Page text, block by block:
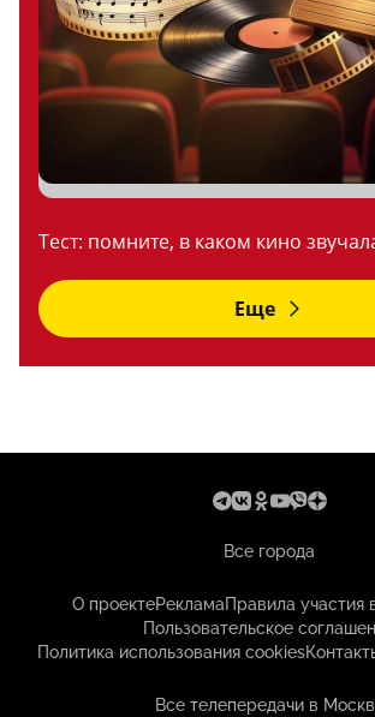
Тест: помните, в каком кино
Еще
Все города
О проектеРекламаПравила участия
Пользовательское
Политика использования cookies
Все телепередачи в